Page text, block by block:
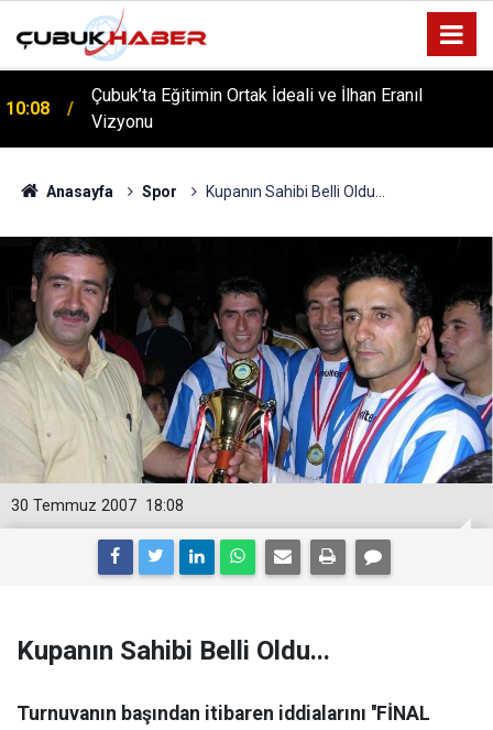
12:06
ÇUBUK’TA ‘YAZA MERHABA’ COŞKUSU: Kursiyerler
Gönüllerince Eğlendi!
Anasayfa Spor Kupanın Sahibi Belli Oldu...
18:08
30 Temmuz 2007
Kupanın Sahibi Belli Oldu...
Turnuvanın başından itibaren iddialarını ''FİNAL